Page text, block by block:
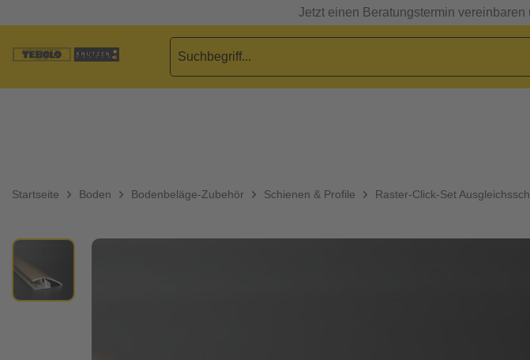
Jetzt einen Beratungstermin
Startseite Boden Bodenbeläge-Zubehör Schienen & Profile Raster-Click-Set